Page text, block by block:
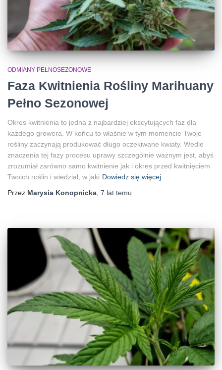
ODMIANY PEŁNOSEZONOWE
Faza Kwitnienia Rośliny Marihuany
Pełno Sezonowej
Okres kwitnienia to jedna z najbardziej ekscytujących faz dla
każdego growera. W końcu to właśnie w tym momencie Twoje
rośliny zaczynają produkować długo oczekiwane kwiaty. Wedle
znaczenia tej fazy procesu uprawy szczególnie ważnym jest, abyś
zrozumiał zarówno samo kwitnienie jak i okres przed kwitnięciem
Twoich roślin i wiedział, w jaki Dowiedz się więcej
Przez Marysia Konopnicka 7 lat temu